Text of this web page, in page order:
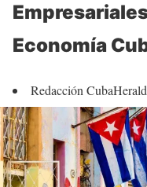
Economía
Redacción CubaHerald